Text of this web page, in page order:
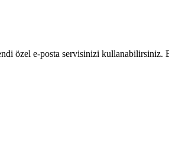
özel e-posta servisinizi kullanabilirsiniz.